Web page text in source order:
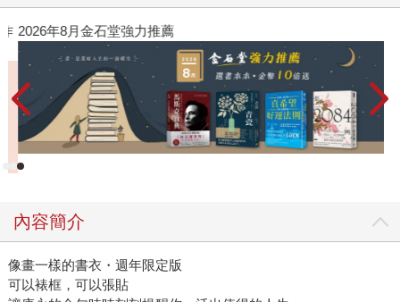
2026年8月金石堂強力推薦
內容簡介
像畫一樣的書衣・週年限定版
可以裱框，可以張貼